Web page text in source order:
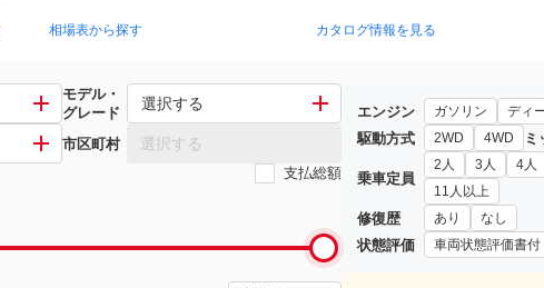
1994年6月~1999年8月（2） 1989年2月~1996年6月（2）
相場表から探す カタログ情報を見る
モデル・
グレード
選択する
市区町村 選択する
支払総額
エンジン ガソリン ディ
駆動方式 2WD 4WD ミ
乗車定員
2人 3人 4人
11人以上
修復歴 あり なし
状態評価 車両状態評価書付